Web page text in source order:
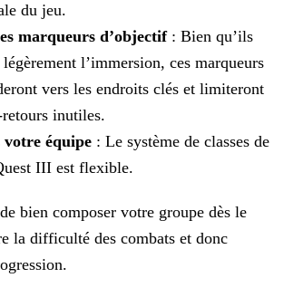
du jeu.
marqueurs d’objectif: Bien qu’ils
l’immersion, ces marqueurs
vers les endroits clés et limiteront
inutiles.
équipe : Le système de classes de
III est flexible.
bien composer votre groupe dès le
la difficulté des combats et donc